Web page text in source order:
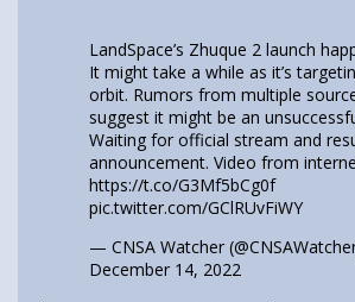
LandSpace’s Zhuque 2 launch
It might take a while as it’s
orbit. Rumors from multiple
suggest it might be an
Waiting for official stream and
announcement. Video from
https://t.co/G3Mf5bCg0f
pic.twitter.com/GClRUvFiWY
— CNSA Watcher
December 14, 2022